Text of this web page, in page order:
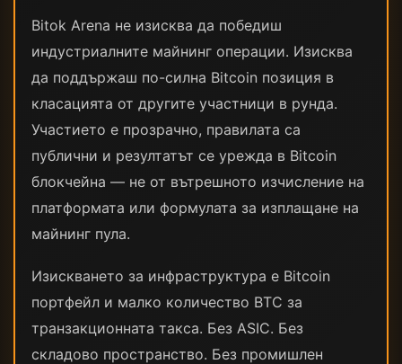
Bitok Arena не изисква да победиш
индустриалните майнинг операции. Изисква
да поддържаш по-силна Bitcoin позиция в
класацията от другите участници в рунда.
Участието е прозрачно, правилата са
публични и резултатът се урежда в Bitcoin
блокчейна — не от вътрешното изчисление на
платформата или формулата за изплащане на
майнинг пула.
Изискването за инфраструктура е Bitcoin
портфейл и малко количество BTC за
транзакционната такса. Без ASIC. Без
складово пространство. Без промишлен